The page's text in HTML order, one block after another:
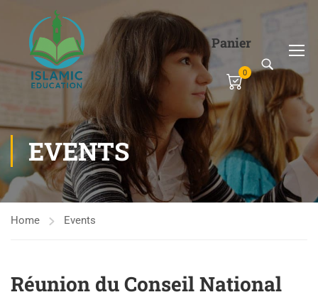
Panier
0
EVENTS
Home Events
Réunion du Conseil National